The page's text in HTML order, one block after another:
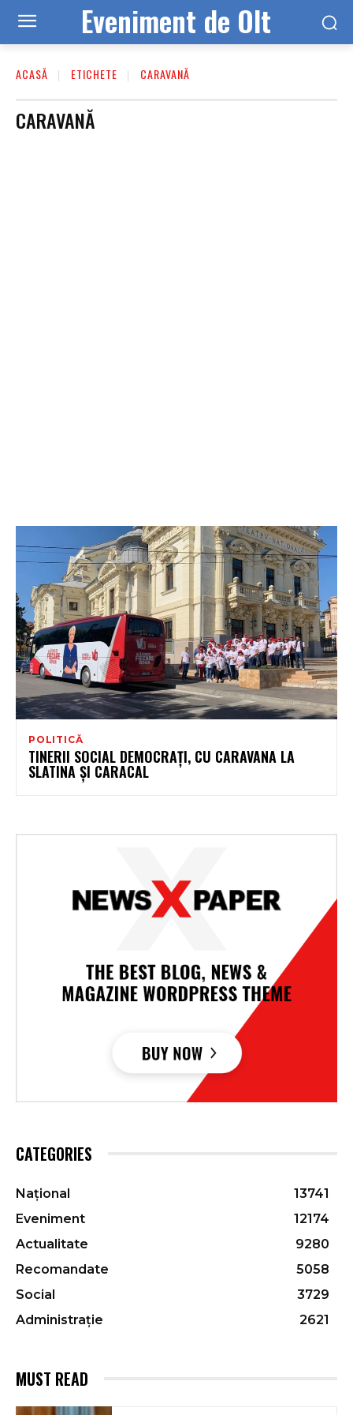
Eveniment de Olt
ACASĂ ETICHETE CARAVANĂ
CARAVANĂ
POLITICĂ
TINERII SOCIAL DEMOCRAŢI, CU CARAVANA LA
SLATINA ŞI CARACAL
CATEGORIES
Național
13741
Eveniment
12174
Actualitate
9280
Recomandate
5058
Social
3729
Administrație
2621
MUST READ